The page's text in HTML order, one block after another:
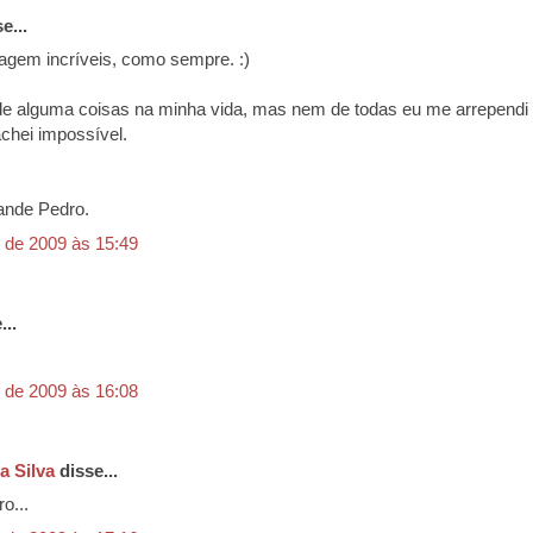
incríveis, como sempre. :)
alguma coisas na minha vida, mas nem de todas eu me arrependi
impossível.
Pedro.
2009 às 15:49
2009 às 16:08
Silvadisse...